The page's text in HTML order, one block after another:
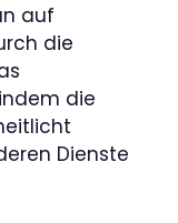
auf
die
die
Dienste